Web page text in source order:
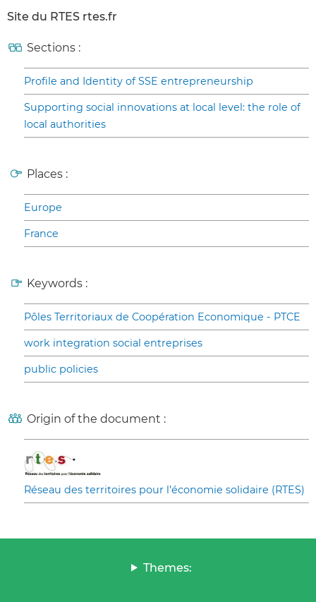
Site du RTES rtes.fr
Sections :
Profile and Identity of SSE entrepreneurship
Supporting social innovations at local level: the role of
local authorities
Places :
Europe
France
Keywords :
Pôles Territoriaux de Coopération Economique - PTCE
work integration social entreprises
public policies
Origin of the document :
Réseau des territoires pour l’économie solidaire (RTES)
Themes: